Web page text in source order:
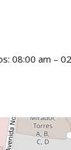
08:00 am –